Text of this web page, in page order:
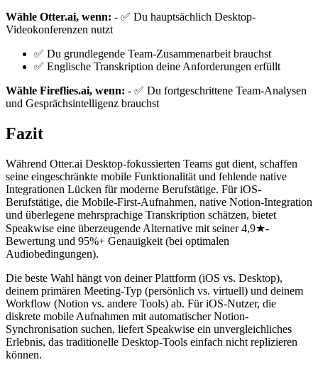
Wähle Otter.ai, wenn: - ✅ Du hauptsächlich Desktop-
Videokonferenzen nutzt
✅ Du grundlegende Team-Zusammenarbeit brauchst
✅ Englische Transkription deine Anforderungen erfüllt
Wähle Fireflies.ai, wenn: - ✅ Du fortgeschrittene Team-Analysen
und Gesprächsintelligenz brauchst
Fazit
Während Otter.ai Desktop-fokussierten Teams gut dient, schaffen
seine eingeschränkte mobile Funktionalität und fehlende native
Integrationen Lücken für moderne Berufstätige. Für iOS-
Berufstätige, die Mobile-First-Aufnahmen, native Notion-Integration
und überlegene mehrsprachige Transkription schätzen, bietet
Speakwise eine überzeugende Alternative mit seiner 4,9★-
Bewertung und 95%+ Genauigkeit (bei optimalen
Audiobedingungen).
Die beste Wahl hängt von deiner Plattform (iOS vs. Desktop),
deinem primären Meeting-Typ (persönlich vs. virtuell) und deinem
Workflow (Notion vs. andere Tools) ab. Für iOS-Nutzer, die
diskrete mobile Aufnahmen mit automatischer Notion-
Synchronisation suchen, liefert Speakwise ein unvergleichliches
Erlebnis, das traditionelle Desktop-Tools einfach nicht replizieren
können.